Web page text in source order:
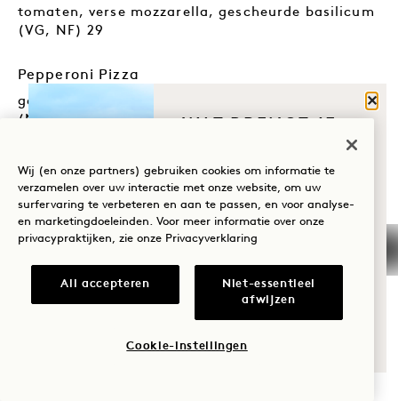
tomaten, verse mozzarella, gescheurde basilicum
(VG, NF) 29
Pepperoni Pizza
gesneden pepperoni, versnipperde mozzarella
(NF) 34
Hulihuli Pizza
bbq kip, mozzarella, witte cheddar,
gekarameliseerde uien, appelhout gerookt spek,
Hawaiiaanse BBQ saus (NF) 32
Dagelijkse Pizza Special
handgebakken pizzadeeg, toppings van de dag MP
Tuin van Kauaʻi
Sluit
WAT BRENGT JE
BAY?
Wellness
Golf
Romantiek
gezin
Wij (en onze partners) gebruiken cookies om informatie te
verzamelen over uw interactie met onze website, om uw
surfervaring te verbeteren en aan te passen, en voor analyse-
en marketingdoeleinden. Voor meer informatie over onze
privacypraktijken, zie onze Privacyverklaring
All accepteren
Niet-essentieel
afwijzen
Cookie-instellingen